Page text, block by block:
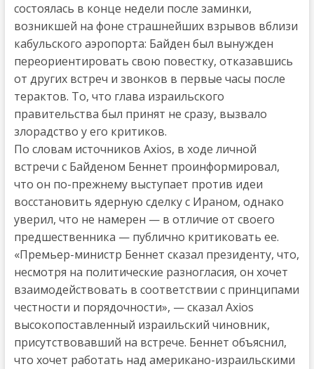
состоялась в конце недели после заминки,
возникшей на фоне страшнейших взрывов вблизи
кабульского аэропорта: Байден был вынужден
переориентировать свою повестку, отказавшись
от других встреч и звонков в первые часы после
терактов. То, что глава израильского
правительства был принят не сразу, вызвало
злорадство у его критиков.
По словам источников Axios, в ходе личной
встречи с Байденом Беннет проинформировал,
что он по-прежнему выступает против идеи
восстановить ядерную сделку с Ираном, однако
уверил, что не намерен — в отличие от своего
предшественника — публично критиковать ее.
«Премьер-министр Беннет сказал президенту, что,
несмотря на политические разногласия, он хочет
взаимодействовать в соответствии с принципами
честности и порядочности», — сказал Axios
высокопоставленный израильский чиновник,
присутствовавший на встрече. Беннет объяснил,
что хочет работать над американо-израильскими